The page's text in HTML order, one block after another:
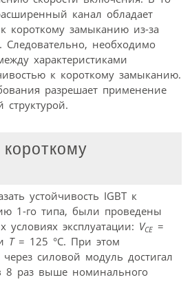
канал обладает
короткому замыканию из-за
Следовательно, необходимо
характеристиками
к короткому замыканию.
разрешает применение
структурой.
устойчивость IGBT к
1-го типа, были проведены
условиях эксплуатации: VCE =
T= 125 °C. При этом
силовой модуль достигал
8 раз выше номинального